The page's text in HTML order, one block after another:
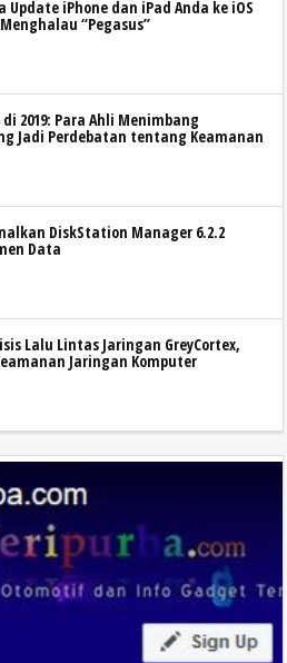
Update iPhone dan iPad Anda ke iOS
“Pegasus”
2019: Para Ahli Menimbang
Jadi Perdebatan tentang Keamanan
DiskStation Manager 6.2.2
Data
Lalu Lintas Jaringan GreyCortex,
Jaringan Komputer